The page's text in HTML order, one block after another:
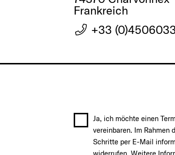
Frankreich
+33
Ja, ich möchte einen
vereinbaren. Im Rahmen
Schritte per E-Mail